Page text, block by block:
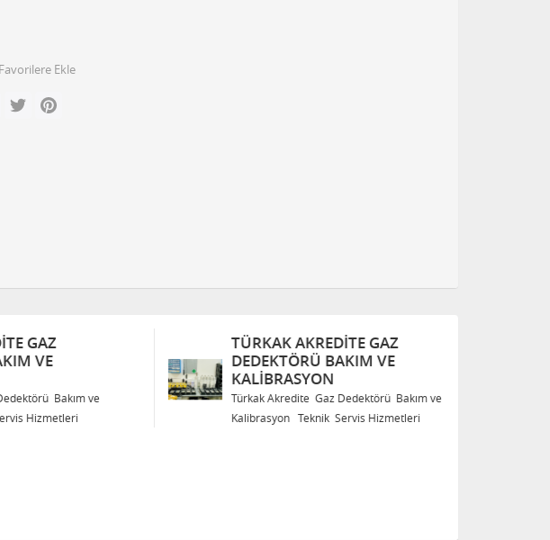
Favorilere Ekle
Facebook
Twitter
Bakım ve
TÜRKAK AKREDITE GAZ
DEDEKTÖRÜ BAKIM VE
KALIBRASYON
Türkak Akredite Gaz Dedektörü Bakım ve
Kalibrasyon Teknik Servis Hizmetleri